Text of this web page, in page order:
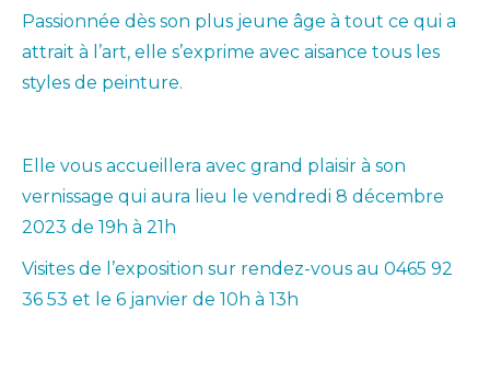
Passionnée dès son plus jeune âge à tout ce qui a
attrait à l’art, elle s’exprime avec aisance tous les
styles de peinture.
Elle vous accueillera avec grand plaisir à son
vernissage qui aura lieu le vendredi 8 décembre
2023 de 19h à 21h
Visites de l’exposition sur rendez-vous au 0465 92
36 53 et le 6 janvier de 10h à 13h